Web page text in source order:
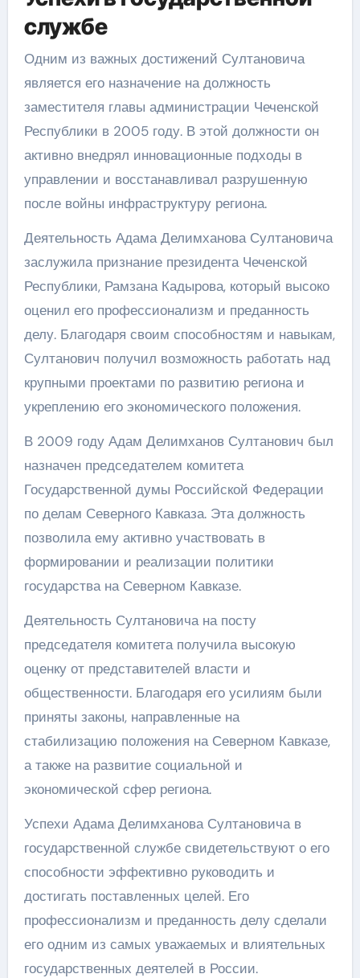
службе
Одним из важных достижений Султановича
является его назначение на должность
заместителя главы администрации Чеченской
Республики в 2005 году. В этой должности он
активно внедрял инновационные подходы в
управлении и восстанавливал разрушенную
после войны инфраструктуру региона.
Деятельность Адама Делимханова Султановича
заслужила признание президента Чеченской
Республики, Рамзана Кадырова, который высоко
оценил его профессионализм и преданность
делу. Благодаря своим способностям и навыкам,
Султанович получил возможность работать над
крупными проектами по развитию региона и
укреплению его экономического положения.
В 2009 году Адам Делимханов Султанович был
назначен председателем комитета
Государственной думы Российской Федерации
по делам Северного Кавказа. Эта должность
позволила ему активно участвовать в
формировании и реализации политики
государства на Северном Кавказе.
Деятельность Султановича на посту
председателя комитета получила высокую
оценку от представителей власти и
общественности. Благодаря его усилиям были
приняты законы, направленные на
стабилизацию положения на Северном Кавказе,
а также на развитие социальной и
экономической сфер региона.
Успехи Адама Делимханова Султановича в
государственной службе свидетельствуют о его
способности эффективно руководить и
достигать поставленных целей. Его
профессионализм и преданность делу сделали
его одним из самых уважаемых и влиятельных
государственных деятелей в России.